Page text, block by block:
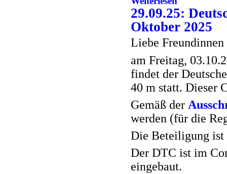
29.09.25:
Oktober 2025
Liebe
am Freitag,
findet der
40 m statt. Dieser
Gemäß der
werden (für die
Die Beteiligung ist
Der DTC ist im
eingebaut.